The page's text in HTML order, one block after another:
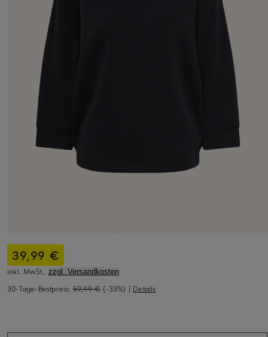
39,99 €
inkl. MwSt., zzgl. Versandkosten
30-Tage-Bestpreis: 59,99 € (-33%) | Details